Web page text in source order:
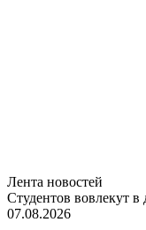
Лента новостей
Студентов вовлекут в
07.08.2026